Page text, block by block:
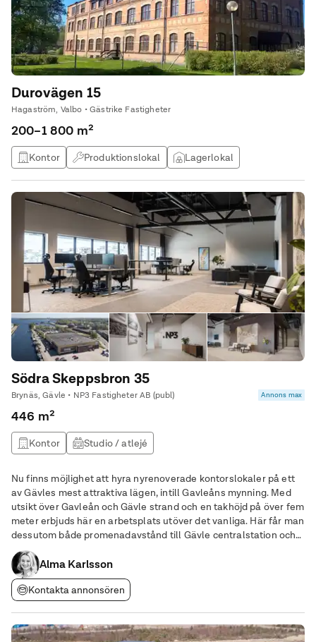
Durovägen 15
Hagaström, Valbo • Gästrike Fastigheter
200–1 800 m²
Kontor Produktionslokal
Lagerlokal
Övrig lokal
Södra Skeppsbron 35
Brynäs, Gävle • NP3 Fastigheter AB (publ) Annons max
446 m²
Kontor Studio / atlejé
Nu finns möjlighet att hyra nyrenoverade kontorslokaler på ett
av Gävles mest attraktiva lägen, intill Gavleåns mynning. Med
utsikt över Gavleån och Gävle strand och en takhöjd på över fem
meter erbjuds här en arbetsplats utöver det vanliga. Här får man
dessutom både promenadavstånd till Gävle centralstation och
egna parkeringsplatser på fastigheten.
Alma Karlsson
Kontakta annonsören